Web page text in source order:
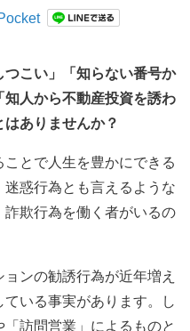
つこい」「知らない番号か
人から不動産投資を誘わ
ありませんか？
とで人生を豊かにできる
惑行為とも言えるような
欺行為を働く者がいるの
ンの勧誘行為が近年増え
いる事実があります。し
訪問営業」によるものと